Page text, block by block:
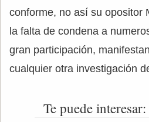
conforme, no así su opositor
la falta de condena a
gran participación,
cualquier otra investigación
Te puede interesar: